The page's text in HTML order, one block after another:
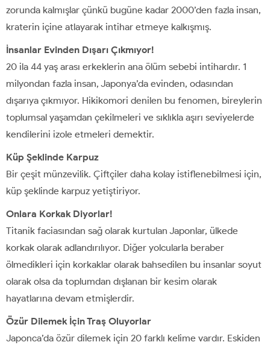
zorunda kalmışlar çünkü bugüne kadar 2000’den fazla insan,
kraterin içine atlayarak intihar etmeye kalkışmış.
İnsanlar Evinden Dışarı Çıkmıyor!
20 ila 44 yaş arası erkeklerin ana ölüm sebebi intihardır. 1
milyondan fazla insan, Japonya’da evinden, odasından
dışarıya çıkmıyor. Hikikomori denilen bu fenomen, bireylerin
toplumsal yaşamdan çekilmeleri ve sıklıkla aşırı seviyelerde
kendilerini izole etmeleri demektir.
Küp Şeklinde Karpuz
Bir çeşit münzevilik. Çiftçiler daha kolay istiflenebilmesi için,
küp şeklinde karpuz yetiştiriyor.
Onlara Korkak Diyorlar!
Titanik faciasından sağ olarak kurtulan Japonlar, ülkede
korkak olarak adlandırılıyor. Diğer yolcularla beraber
ölmedikleri için korkaklar olarak bahsedilen bu insanlar soyut
olarak olsa da toplumdan dışlanan bir kesim olarak
hayatlarına devam etmişlerdir.
Özür Dilemek İçin Traş Oluyorlar
Japonca’da özür dilemek için 20 farklı kelime vardır. Eskiden